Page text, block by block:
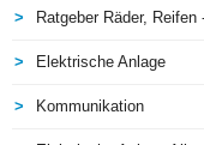
Ratgeber Räder,
Elektrische Anlage
Kommunikation